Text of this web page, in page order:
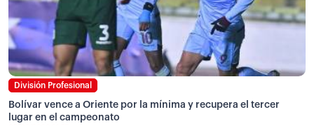
División Profesional
Bolívar vence a Oriente por la mínima y recupera el tercer
lugar en el campeonato